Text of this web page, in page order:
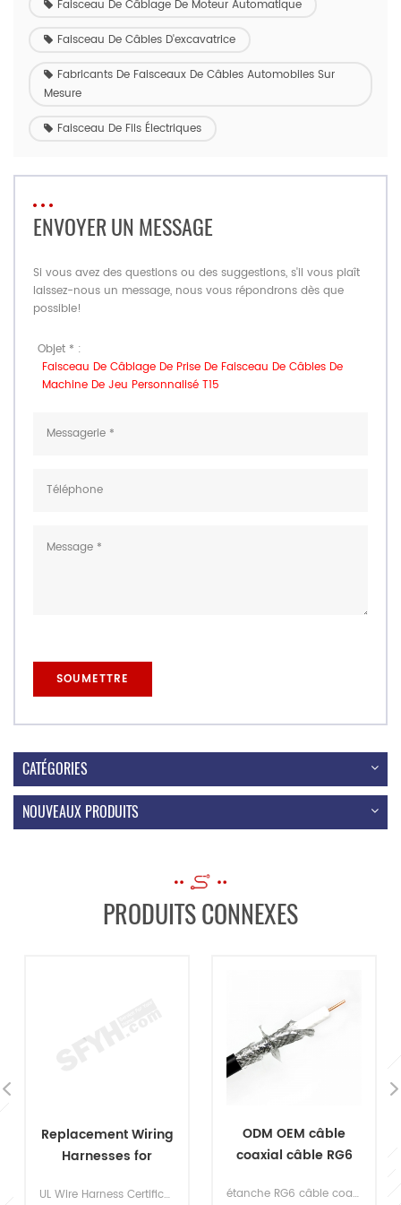
Faisceau De Câblage De Moteur Automatique
Faisceau De Câbles D'excavatrice
Fabricants De Faisceaux De Câbles Automobiles Sur
Mesure
Faisceau De Fils Électriques
ENVOYER UN MESSAGE
Si vous avez des questions ou des suggestions, s'il vous plaît
laissez-nous un message, nous vous répondrons dès que
possible!
Objet * :
Faisceau De Câblage De Prise De Faisceau De Câbles De
Machine De Jeu Personnalisé T15
CATÉGORIES
NOUVEAUX PRODUITS
PRODUITS CONNEXES
Replacement Wiring
Harnesses for
Stereos
UL Wire Harness Certification, ISO9001:2015 Qaulity control manufacturing Machinery Cable Assembly Aftermarket Car Stereos Universal Replacement Harness Price: Contact us for pricing
ODM OEM câble
coaxial câble RG6
Coamial câble
étanche RG6 câble coaxial RG58